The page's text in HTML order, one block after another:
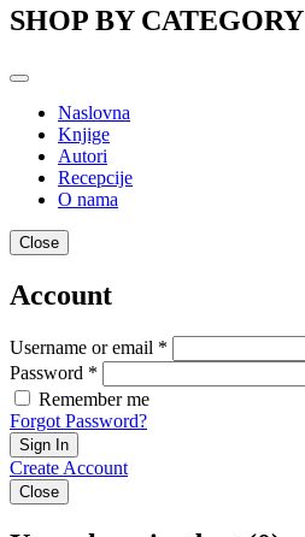
SHOP BY CATEGORY
Naslovna
Knjige
Autori
Recepcije
O nama
Close
Account
Username or email *
Password *
Remember me
Forgot Password?
Sign In
Create Account
Close